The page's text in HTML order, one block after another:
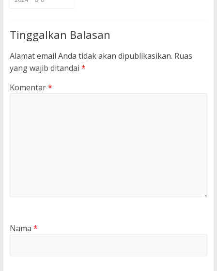
Tinggalkan Balasan
Alamat email Anda tidak akan dipublikasikan. Ruas
yang wajib ditandai *
Komentar*
Nama *